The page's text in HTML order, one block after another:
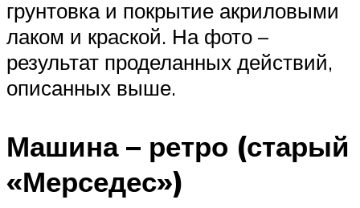
грунтовка и покрытие акриловыми
лаком и краской. На фото –
результат проделанных действий,
описанных выше.
Машина – ретро (старый
«Мерседес»)